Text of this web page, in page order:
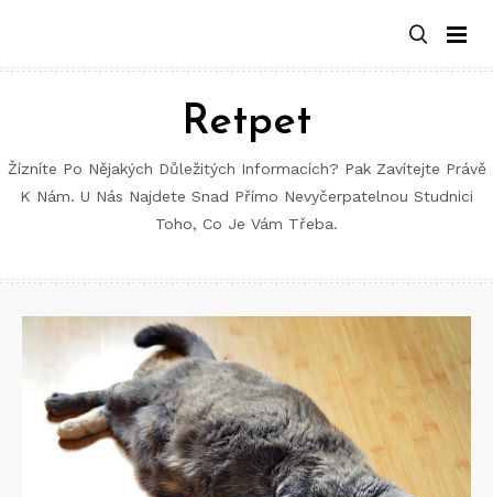
Retpet
Žízníte Po Nějakých Důležitých Informacích? Pak Zavítejte Právě
K Nám. U Nás Najdete Snad Přímo Nevyčerpatelnou Studnici
Toho, Co Je Vám Třeba.